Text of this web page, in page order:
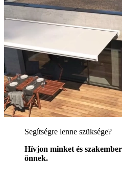
Segítségre lenne szüksége?
Hívjon minket és
önnek.